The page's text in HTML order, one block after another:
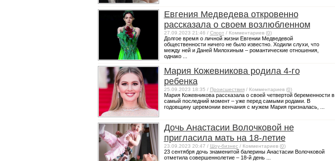
Евгения Медведева откровенно
рассказала о своем возлюбленном
27.09.2023 21:46 / Спорт/ Комментариев (0)
Долгое время о личной жизни Евгении Медведевой
общественности ничего не было известно. Ходили слухи, что
между ней и Даней Милохиным – романтические отношения,
однако ...
Мария Кожевникова родила 4-го
ребенка
25.09.2023 18:35 / Происшествия/ Комментариев (0)
Мария Кожевникова рассказала о своей четвертой беременности в
самый последний момент – уже перед самыми родами. В
годовщину церемонии венчания с мужем Мария призналась, ...
Дочь Анастасии Волочковой не
пригласила мать на 18-летие
23.09.2023 20:47 / Шоу-бизнес/ Комментариев (0)
23 сентября дочь знаменитой балерины Анастасии Волочковой
отметила совершеннолетие – 18-й день ...